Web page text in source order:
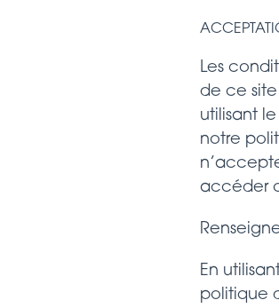
Les
de ce site
utilisant
notre
accéder
En
politique